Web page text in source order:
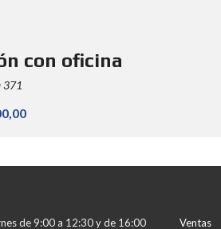
con oficina
371
de 9:00 a 12:30 y de 16:00 Ventas